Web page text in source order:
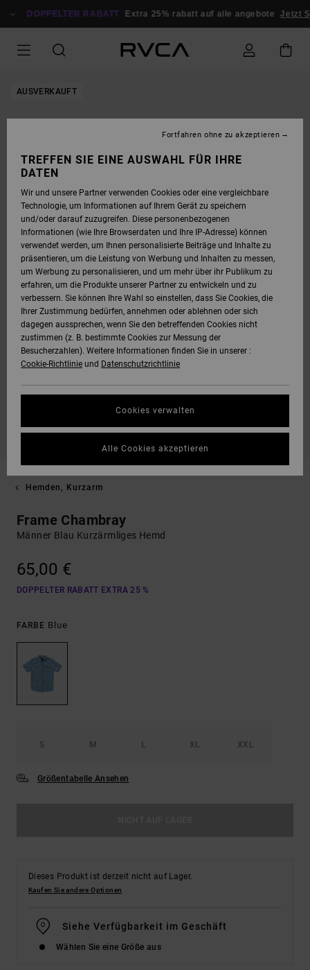
ZUR
DOPPELTER RABATT Extra 25% rabatt auf alle angebote Jetzt
AUSVERKAUFT
Hemden, Kurzarm
Frame Chambray
Männer Blau Kurzärmliges Hemd
65,00 €
DOPPELTER RABATT EXTRA 25 %
FARBE Blue
S M L XL XXL
Größentabelle Ansehen
Dieses Produkt ist derzeit nicht auf Lager.
Kaufen Sie andere Optionen
Siehe Verfügbarkeit im Geschäft
Wählen Sie eine Größe aus
TREFFEN SIE EINE AUSWAHL FÜR IHRE
DATEN
Wir und unsere Partner verwenden Cookies oder eine vergleichbare
Technologie, um Informationen auf Ihrem Gerät zu speichern
und/oder darauf zuzugreifen. Diese personenbezogenen
Informationen (wie Ihre Browserdaten und Ihre IP-Adresse) können
verwendet werden, um Ihnen personalisierte Beiträge und Inhalte zu
präsentieren, um die Leistung von Werbung und Inhalten zu messen,
um Werbung zu personalisieren, und um mehr über ihr Publikum zu
erfahren, um die Produkte unserer Partner zu entwickeln und zu
verbessern. Sie können Ihre Wahl so einstellen, dass Sie Cookies, die
Ihrer Zustimmung bedürfen, annehmen oder ablehnen oder sich
dagegen aussprechen, wenn Sie den betreffenden Cookies nicht
zustimmen (z. B. bestimmte Cookies zur Messung der
Besucherzahlen). Weitere Informationen finden Sie in unserer :
Cookie-Richtlinie und Datenschutzrichtlinie
Cookies verwalten
Fortfahren ohne zu akzeptieren
Alle Cookies akzeptieren